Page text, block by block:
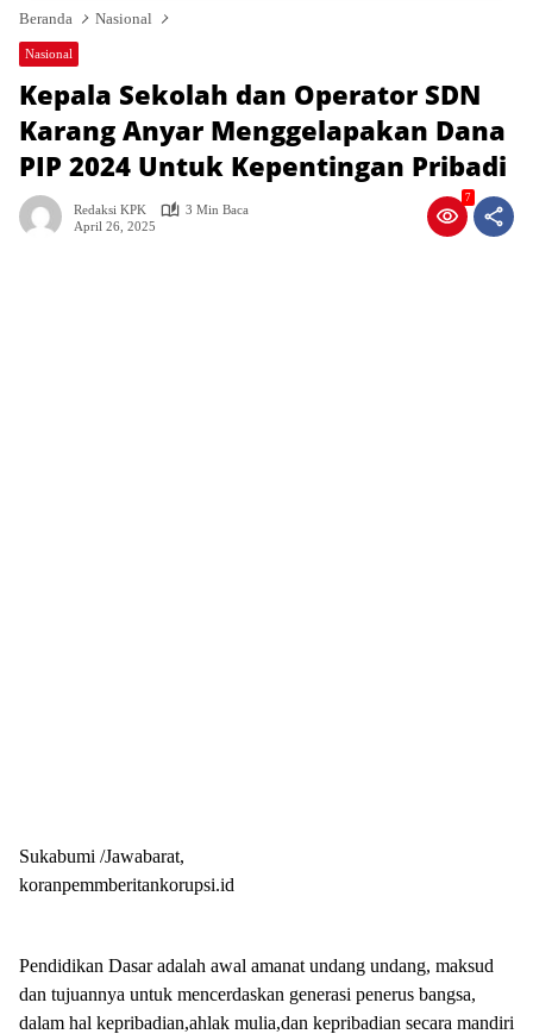
Beranda Nasional
Nasional
Kepala Sekolah dan Operator SDN
Karang Anyar Menggelapakan Dana
PIP 2024 Untuk Kepentingan Pribadi
Redaksi KPK
3 Min Baca
April 26, 2025
7
Sukabumi /Jawabarat,
koranpemmberitankorupsi.id
Pendidikan Dasar adalah awal amanat undang undang, maksud
dan tujuannya untuk mencerdaskan generasi penerus bangsa,
dalam hal kepribadian,ahlak mulia,dan kepribadian secara mandiri